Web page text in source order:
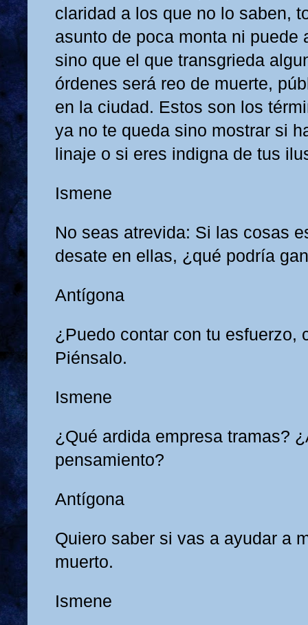
claridad a los que no lo saben,
asunto de poca monta ni puede
sino que el que transgrieda
órdenes será reo de muerte,
en la ciudad. Estos son los
ya no te queda sino mostrar si
linaje o si eres indigna de tus
Ismene
No seas atrevida: Si las cosas
desate en ellas, ¿qué podría
Antígona
¿Puedo contar con tu esfuerzo,
Piénsalo.
Ismene
¿Qué ardida empresa tramas?
pensamiento?
Antígona
Quiero saber si vas a ayudar a
muerto.
Ismene